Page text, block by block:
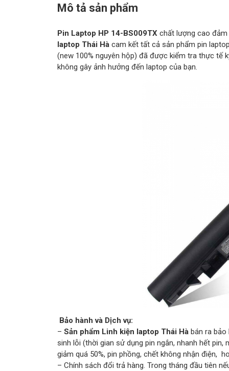
Mô tả sản phẩm
Pin Laptop HP 14-BS009TX chất lượng cao đảm
laptop Thái Hà cam kết tất cả sản phẩm pin
(new 100% nguyên hộp) đã được kiểm tra thực tế
không gây ảnh hưởng đến laptop của bạn.
Bảo hành và Dịch vụ:
– Sản phẩm Linh kiện laptop Thái Hà bán ra
sinh lỗi (thời gian sử dụng pin ngắn, nhanh hết
giảm quá 50%, pin phồng, chết không nhận điện,
– Chính sách đổi trả hàng. Trong tháng đầu tiên